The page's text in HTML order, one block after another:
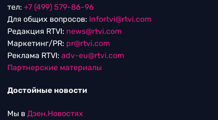
тел: +7 (499) 579-86-96
Для общих вопросов: Infortvi@rtvi.com
Редакция RTVI: news@rtvi.com
Маркетинг/PR: pr@rtvi.com
Реклама RTVI: adv-eu@rtvi.com
Партнерские материалы
Достойные новости
Мы в Дзен.Новостях